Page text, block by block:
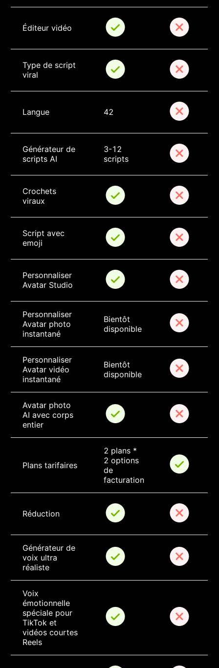
Éditeur vidéo
Type de script
viral
Langue 42
Générateur de
scripts AI
3-12
scripts
Crochets
viraux
Script avec
emoji
Personnaliser
Avatar Studio
Personnaliser
Avatar photo
instantané
Bientôt
disponible
Personnaliser
Avatar vidéo
instantané
Bientôt
disponible
Avatar photo
AI avec corps
entier
Plans tarifaires
2 plans *
2 options
de
facturation
Réduction
Générateur de
voix ultra
réaliste
Voix
émotionnelle
spéciale pour
TikTok et
vidéos courtes
Reels